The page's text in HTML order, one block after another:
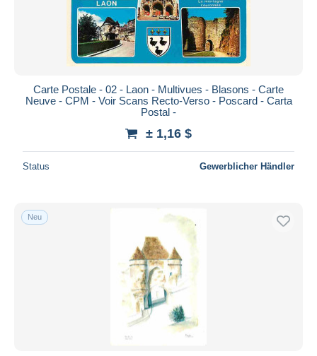
Carte Postale - 02 - Laon - Multivues - Blasons - Carte
Neuve - CPM - Voir Scans Recto-Verso - Poscard - Carta
Postal -
± 1,16 $
Status Gewerblicher Händler
Neu